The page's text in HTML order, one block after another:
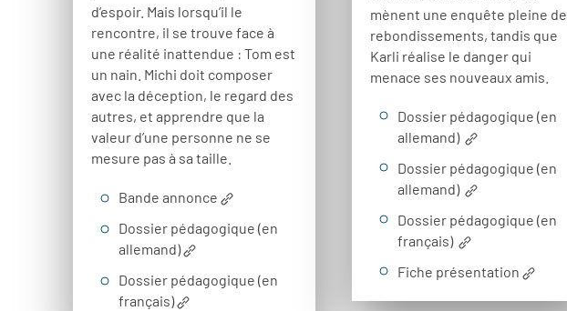
d’espoir. Mais lorsqu’il le
rencontre, il se trouve face à
une réalité inattendue : Tom est
un nain. Michi doit composer
avec la déception, le regard des
autres, et apprendre que la
valeur d’une personne ne se
mesure pas à sa taille.
Bande annonce
Dossier pédagogique (en
allemand)
Dossier pédagogique (en
français)
mènent une enquête pleine de
rebondissements, tandis que
Karli réalise le danger qui
menace ses nouveaux amis.
Dossier pédagogique (en
allemand)
Dossier pédagogique (en
allemand)
Dossier pédagogique (en
français)
Fiche présentation